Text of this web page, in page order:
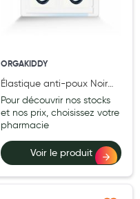
ORGAKIDDY
Élastique anti-poux Noir
INNOVATION, BREVETÉ
Sachet de 4
Pour découvrir nos stocks
et nos prix, choisissez votre
pharmacie
Voir le produit